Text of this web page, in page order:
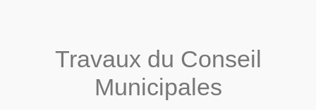
Travaux du Conseil
Municipales